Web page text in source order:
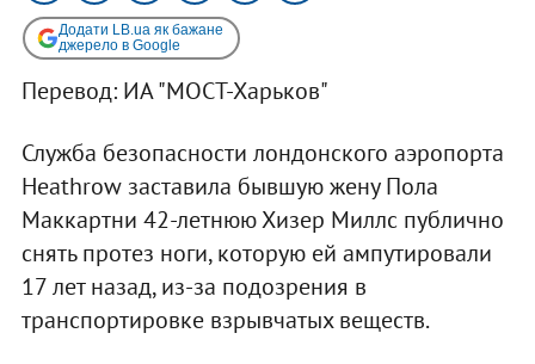
Додати LB.ua як бажане
джерело в Google
Перевод: ИА "МОСТ-Харьков"
Служба безопасности лондонского аэропорта
Heathrow заставила бывшую жену Пола
Маккартни 42-летнюю Хизер Миллс публично
снять протез ноги, которую ей ампутировали
17 лет назад, из-за подозрения в
транспортировке взрывчатых веществ.